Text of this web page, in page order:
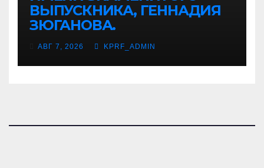
ВЫПУСКНИКА, ГЕННАДИЯ
ЗЮГАНОВА.
АВГ 7, 2026 KPRF_ADMIN